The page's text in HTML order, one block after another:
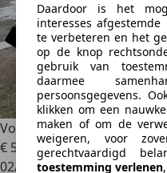
Volkswagen Passat Passat
€ 5.300
02/2014
Daardoor is het
interesses
te verbeteren en het
op de knop
gebruik van
daarmee
persoonsgegevens.
klikken om een
maken of om de
weigeren, voor
gerechtvaardigd
toestemming verlenen